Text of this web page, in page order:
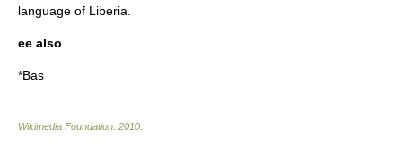
language of Liberia
ee also
*Bas
Wikimedia Foundation 2010